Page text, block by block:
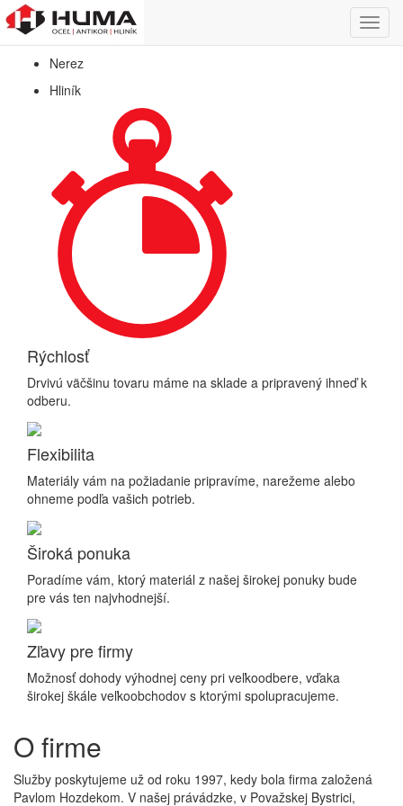
Predaj hutníckeho a nerezového materiálu
Oceľ
Nerez
Hliník
Rýchlosť
Drvivú väčšinu tovaru máme na sklade a pripravený ihneď k
odberu.
Flexibilita
Materiály vám na požiadanie pripravíme, narežeme alebo
ohneme podľa vašich potrieb.
Široká ponuka
Poradíme vám, ktorý materiál z našej širokej ponuky bude
pre vás ten najvhodnejší.
Zľavy pre firmy
Možnosť dohody výhodnej ceny pri veľkoodbere, vďaka
širokej škále veľkoobchodov s ktorými spolupracujeme.
O firme
Služby poskytujeme už od roku 1997, kedy bola firma založená
Pavlom Hozdekom. V našej právádzke, v Považskej Bystrici,